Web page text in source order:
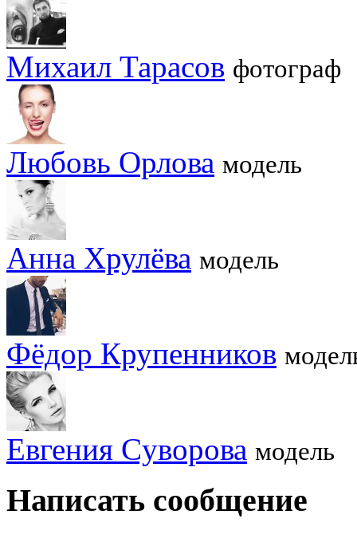
Михаил Тарасов фотограф
Любовь Орлова модель
Анна Хрулёва модель
Фёдор Крупенников
Евгения Cуворова модель
Написать сообщение